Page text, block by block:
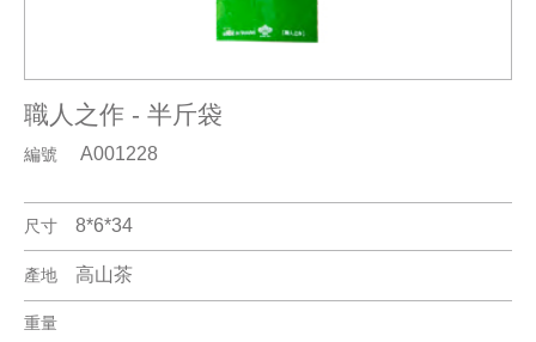
職人之作 - 半斤袋
編號 A001228
尺寸 8*6*34
產地 高山茶
重量